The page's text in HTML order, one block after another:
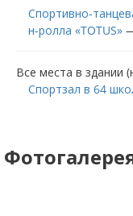
Спортивно-
н-ролла «TOTUS»
Все места в здании
Спортзал в 64